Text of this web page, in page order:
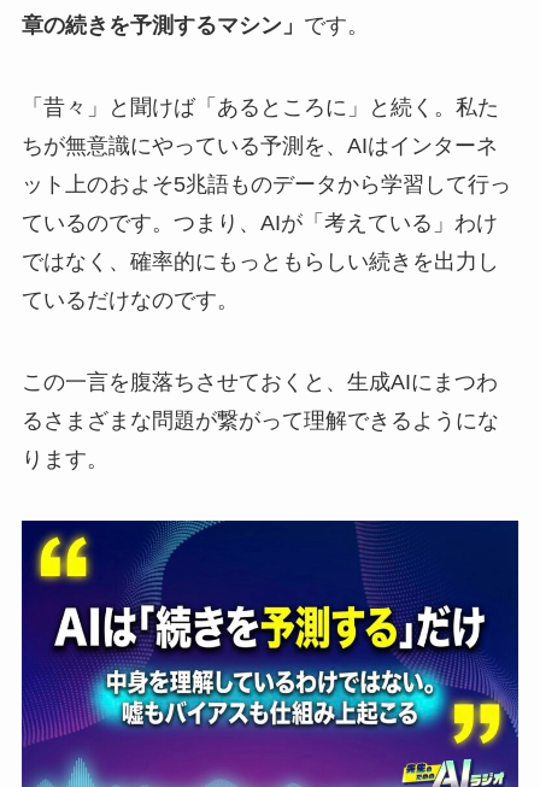
章の続きを予測するマシン」 です。
「昔々」と聞けば「あるところに」と続く。私た
ちが無意識にやっている予測を、AIはインターネ
ット上のおよそ5兆語ものデータから学習して行っ
ているのです。つまり、AIが「考えている」わけ
ではなく、確率的にもっともらしい続きを出力し
ているだけなのです。
この一言を腹落ちさせておくと、生成AIにまつわ
るさまざまな問題が繋がって理解できるようにな
ります。